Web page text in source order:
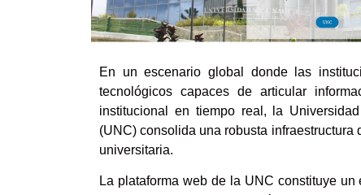
En un escenario global donde las
tecnológicos capaces de articular
institucional en tiempo real, la
(UNC) consolida una robusta
universitaria.
La plataforma web de la UNC constituye